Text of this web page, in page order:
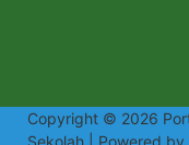
Copyright © 2026
Sekolah | Powered by